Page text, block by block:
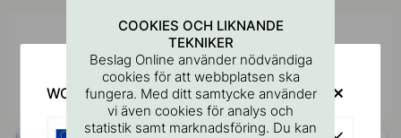
Inspireras av andra
Tagga dina bilder med #beslagonline &
@beslagonline för att synas här!
COOKIES OCH LIKNANDE
TEKNIKER
Beslag Online använder nödvändiga
cookies för att webbplatsen ska
fungera. Med ditt samtycke använder
vi även cookies för analys och
statistik samt marknadsföring. Du kan
WOULD YOU RATHER VISIT?